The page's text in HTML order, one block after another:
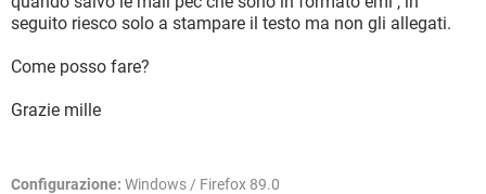
HARDWARE
TIKTOK
HARDWARE
iOS WINDOWS 10
seguito riesco solo a stampare il testo ma non gli allegati.
Come posso fare?
Grazie mille
Configurazione: Windows / Firefox 89.0